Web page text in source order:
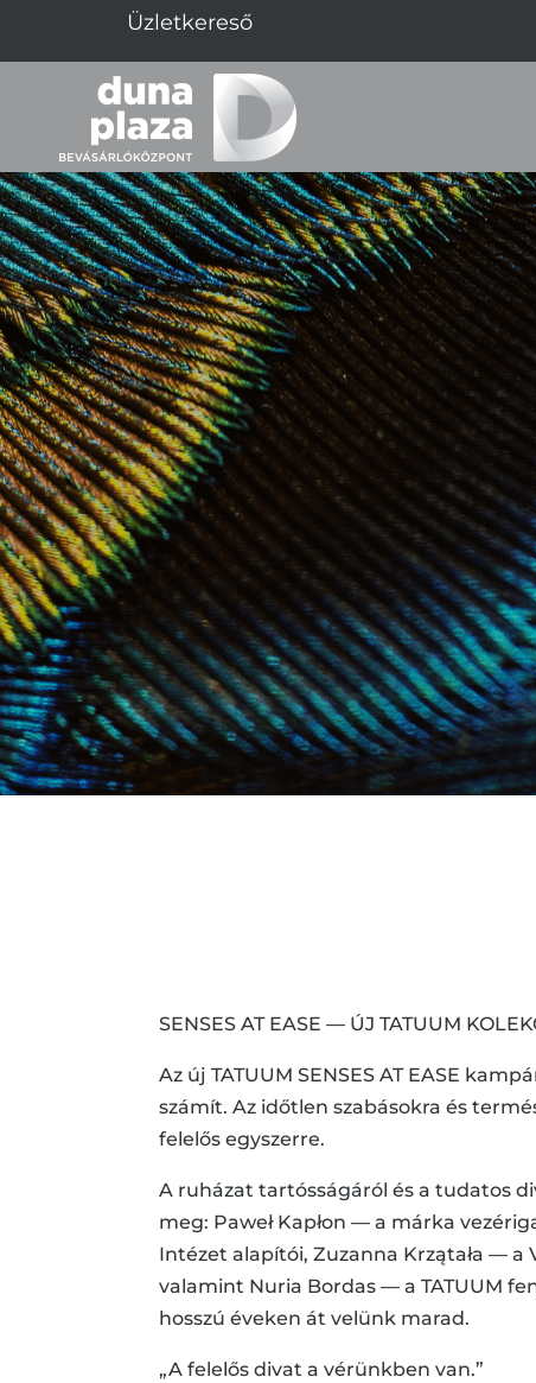
SENSES AT EASE — ÚJ TATUUM
Az új TATUUM SENSES AT EASE
számít. Az időtlen szabásokra és
felelős egyszerre.
A ruházat tartósságáról és a tudatos
meg: Paweł Kapłon — a márka
Intézet alapítói, Zuzanna Krzątała —
valamint Nuria Bordas — a TATUUM
hosszú éveken át velünk marad.
„A felelős divat a vérünkben van.”